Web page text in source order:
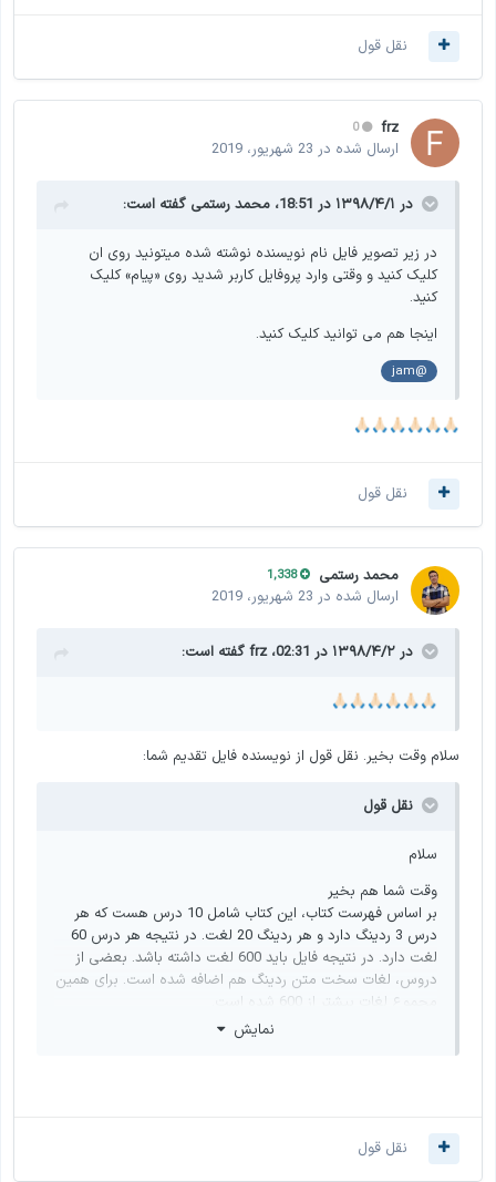
نقل قول
frz
0
ارسال شده در 23 شهریور، 2019
در ۱۳۹۸/۴/۱ در 18:51، محمد رستمی گفته است:
در زیر تصویر فایل نام نویسنده نوشته شده میتونید روی ان
کلیک کنید و وقتی وارد پروفایل کاربر شدید روی «پیام» کلیک
کنید.
اینجا هم می توانید کلیک کنید.
@jam
🙏🏻
🙏🏻
🙏🏻
🙏🏻
🙏🏻
🙏🏻
نقل قول
محمد رستمی 1,338
ارسال شده در 23 شهریور، 2019
در ۱۳۹۸/۴/۲ در 02:31، frz گفته است:
🙏🏻
🙏🏻
🙏🏻
🙏🏻
🙏🏻
🙏🏻
سلام وقت بخیر. نقل قول از نویسنده فایل تقدیم شما:
نقل قول
سلام
وقت شما هم بخیر
بر اساس فهرست کتاب، این کتاب شامل 10 درس هست که هر
درس 3 ردینگ دارد و هر ردینگ 20 لغت. در نتیجه هر درس 60
لغت دارد. در نتیجه فایل باید 600 لغت داشته باشد. بعضی از
دروس، لغات سخت متن ردینگ هم اضافه شده است. برای همین
مجموع لغات بیشتر از 600 شده است.
امیدوارم مشکل برطرف شده باشد.
نمایش
نقل قول